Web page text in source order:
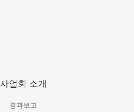
사업회 소개
경과보고